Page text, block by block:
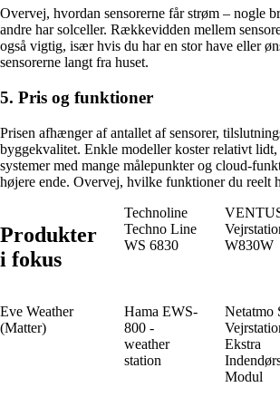
Overvej, hvordan sensorerne får strøm – nogle
andre har solceller. Rækkevidden mellem
også vigtig, især hvis du har en stor have eller
sensorerne langt fra huset.
5. Pris og funktioner
Prisen afhænger af antallet af sensorer,
byggekvalitet. Enkle modeller koster relativt lidt,
systemer med mange målepunkter og cloud-
højere ende. Overvej, hvilke funktioner du reelt
Produkter
i fokus
Technoline
Techno Line
WS 6830
W830W
Eve Weather
(Matter)
Hama EWS-
800 -
weather
station
Netatmo
Ekstra
Modul